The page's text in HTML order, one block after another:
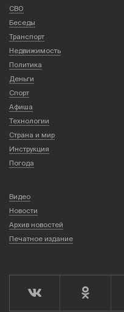
СВО
Беседы
Транспорт
Недвижимость
Политика
Деньги
Спорт
Афиша
Технологии
Страна и мир
Инструкция
Погода
Видео
Новости
Архив новостей
Печатное издание